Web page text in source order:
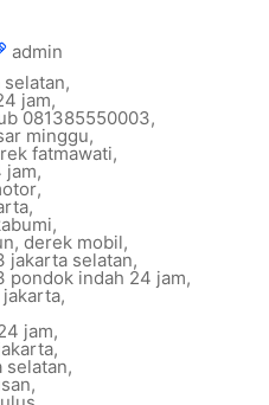
admin
,
jam,
081385550003,
minggu,
fatmawati,
jam,
,
,
,
, derek mobil,
jakarta selatan,
pondok indah 24 jam,
,
jam,
,
selatan,
,